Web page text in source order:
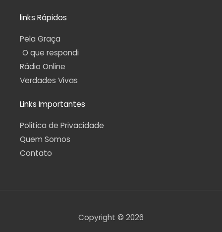
links Rápidos
Pela Graça
O que respondi
Rádio Online
Verdades Vivas
Links Importantes
Politica de Privacidade
Quem Somos
Contato
Copyright © 2026